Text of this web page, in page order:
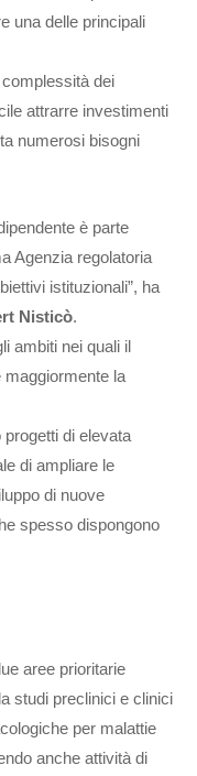
una delle principali
dei
attrarre investimenti
numerosi bisogni
è parte
Agenzia regolatoria
istituzionali”, ha
Nisticò.
ambiti nei quali il
maggiormente la
di elevata
di ampliare le
di nuove
spesso dispongono
aree prioritarie
studi preclinici e clinici
per malattie
anche attività di